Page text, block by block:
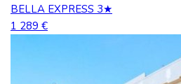
BELLA EXPRESS 3★
1 289 €